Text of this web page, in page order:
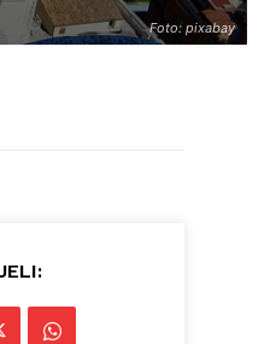
Foto: pixabay